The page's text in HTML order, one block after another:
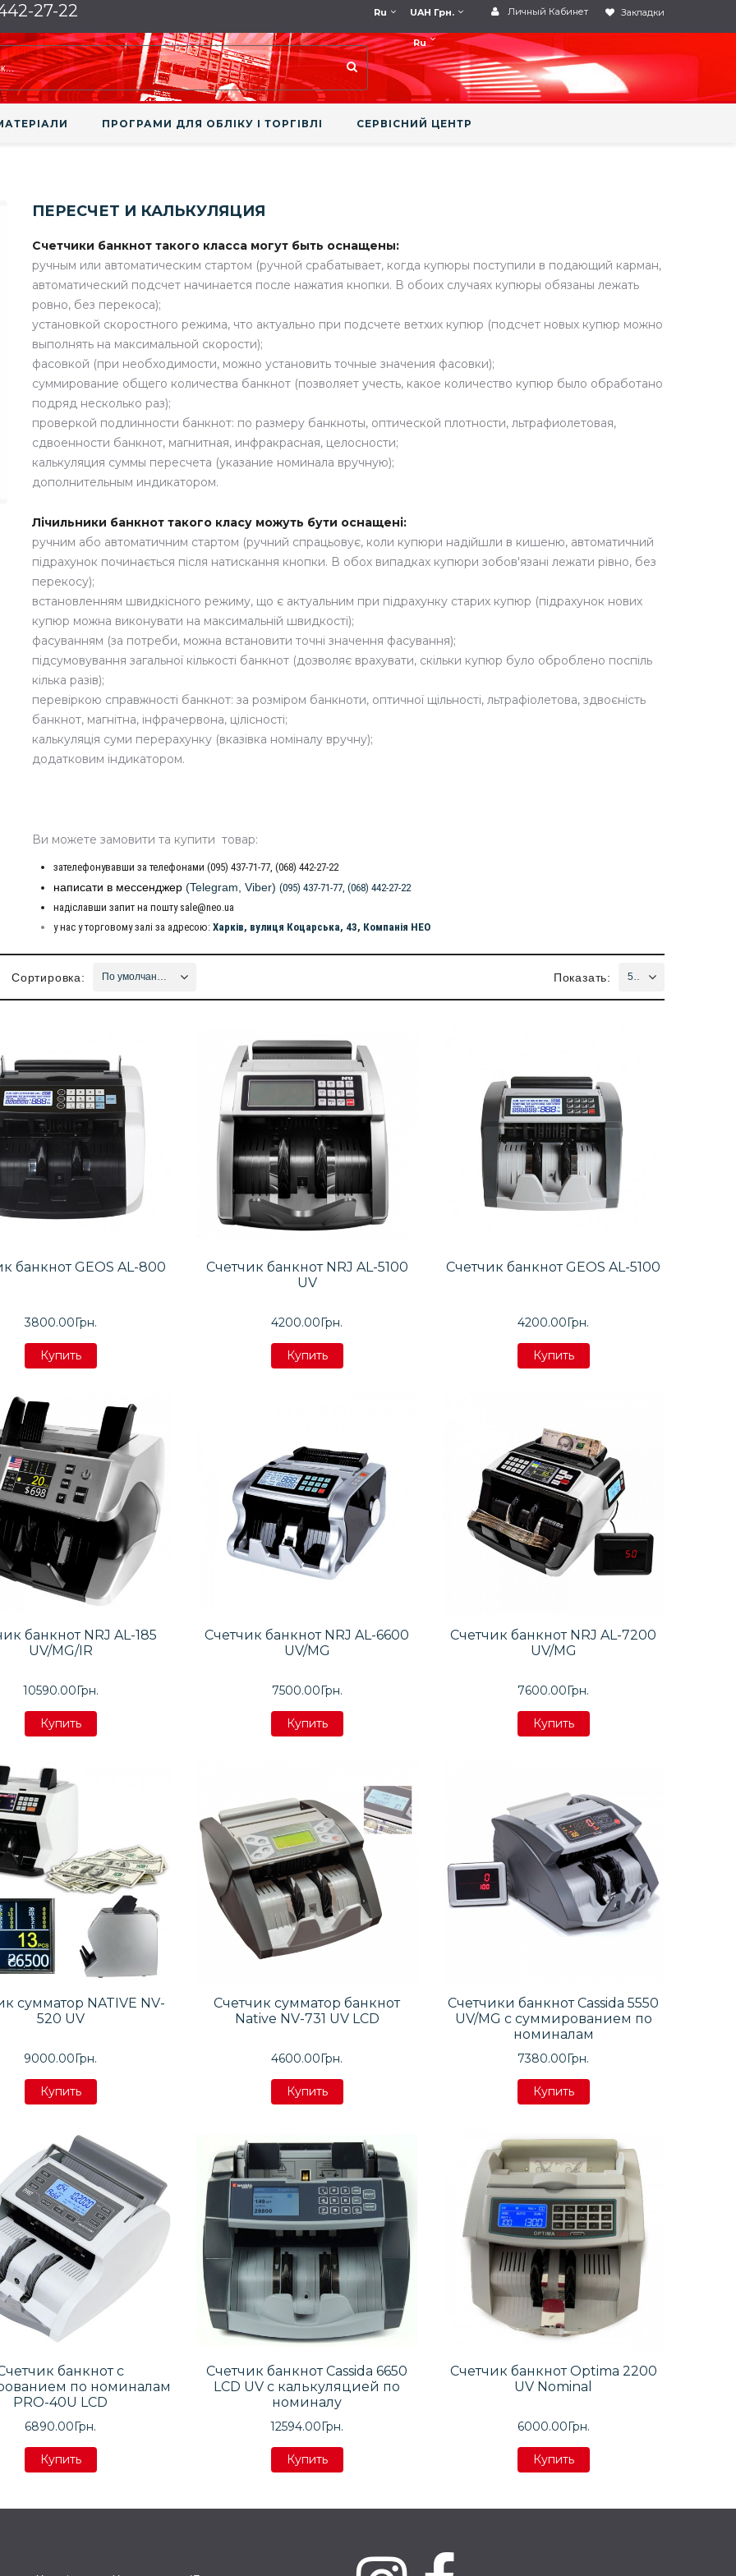
27-22 Закладки
Личный Кабинет
UAH Грн.
Ru
Ru
ПРОГРАМИ ДЛЯ ОБЛІКУ І ТОРГІВЛІ СЕРВІСНИЙ ЦЕНТР
ПЕРЕСЧЕТ И КАЛЬКУЛЯЦИЯ
Счетчики банкнот такого класса могут быть оснащены:
ручным или автоматическим стартом (ручной срабатывает, когда купюры поступили в подающий карман,
автоматический подсчет начинается после нажатия кнопки. В обоих случаях купюры обязаны лежать
ровно, без перекоса);
установкой скоростного режима, что актуально при подсчете ветхих купюр (подсчет новых купюр можно
выполнять на максимальной скорости);
фасовкой (при необходимости, можно установить точные значения фасовки);
суммирование общего количества банкнот (позволяет учесть, какое количество купюр было обработано
подряд несколько раз);
проверкой подлинности банкнот: по размеру банкноты, оптической плотности, льтрафиолетовая,
сдвоенности банкнот, магнитная, инфракрасная, целосности;
калькуляция суммы пересчета (указание номинала вручную);
дополнительным индикатором.
Лічильники банкнот такого класу можуть бути оснащені:
ручним або автоматичним стартом (ручний спрацьовує, коли купюри надійшли в кишеню, автоматичний
підрахунок починається після натискання кнопки. В обох випадках купюри зобов'язані лежати рівно, без
перекосу);
встановленням швидкісного режиму, що є актуальним при підрахунку старих купюр (підрахунок нових
купюр можна виконувати на максимальній швидкості);
фасуванням (за потреби, можна встановити точні значення фасування);
підсумовування загальної кількості банкнот (дозволяє врахувати, скільки купюр було оброблено поспіль
кілька разів);
перевіркою справжності банкнот: за розміром банкноти, оптичної щільності, льтрафіолетова, здвоєність
банкнот, магнітна, інфрачервона, цілісності;
калькуляція суми перерахунку (вказівка номіналу вручну);
додатковим індикатором.
Ви можете замовити та купити товар:
зателефонувавши за телефонами (095) 437-71-77, (068) 442-27-22
написати в мессенджер (Telegram, Viber) (095) 437-71-77, (068) 442-27-22
надіславши запит на пошту sale@neo.ua
у нас у торговому залі за адресою: Харків, вулиця Коцарська, 43, Компанія НЕО
Сортировка: По умолчанию Показать: 50
банкнот GEOS AL-800
3800.00Грн.
Купить
Купить
Купить
Счетчик банкнот NRJ AL-5100
UV
4200.00Грн.
Купить
Купить
Счетчик банкнот GEOS AL-5100
4200.00Грн.
Купить
Купить
банкнот NRJ AL-185
UV/MG/IR
10590.00Грн.
Купить
Купить
Купить
Счетчик банкнот NRJ AL-6600
UV/MG
7500.00Грн.
Купить
Купить
Счетчик банкнот NRJ AL-7200
UV/MG
7600.00Грн.
Купить
Купить
сумматор NATIVE NV-
520 UV
9000.00Грн.
Купить
Купить
Купить
Счетчик сумматор банкнот
Native NV-731 UV LCD
4600.00Грн.
Купить
Купить
Купить
Счетчики банкнот Cassida 5550
UV/MG с суммированием по
номиналам
7380.00Грн.
Купить
Купить
Купить
банкнот с
по номиналам
PRO-40U LCD
6890.00Грн.
Купить
Купить
Купить
Счетчик банкнот Cassida 6650
LCD UV с калькуляцией по
номиналу
12594.00Грн.
Купить
Купить
Купить
Счетчик банкнот Optima 2200
UV Nominal
6000.00Грн.
Купить
Купить
Купить